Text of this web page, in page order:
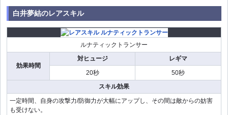
白井夢結のレアスキル
ルナティックトランサー
効果時間
対ヒュージ
レギマ
20秒
50秒
スキル効果
一定時間、自身の攻撃力/防御力が大幅にアップし、その間は敵からの妨害
も受けない。